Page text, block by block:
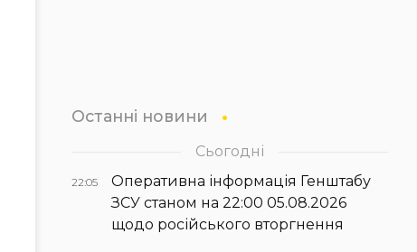
Останні новини
Сьогодні
22:05
Оперативна інформація Генштабу
ЗСУ станом на 22:00 05.08.2026
щодо російського вторгнення